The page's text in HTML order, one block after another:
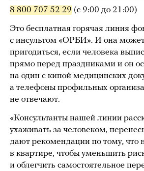
8 800 707 52 29 (с 9:00 до 21:00)
Это бесплатная горячая линия
с инсультом «ОРБИ». И она
пригодиться, если человека
прямо перед праздниками и он
на один с кипой медицинских
а телефоны профильных
не отвечают.
«Консультанты нашей линии
ухаживать за человеком,
дают рекомендации по тому, что
в квартире, чтобы уменьшить
и облегчить самостоятельное